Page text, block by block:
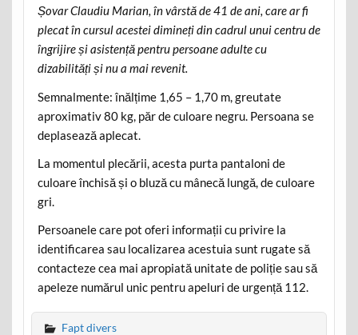
Șovar Claudiu Marian, în vârstă de 41 de ani, care ar fi
plecat în cursul acestei dimineți din cadrul unui centru de
îngrijire și asistență pentru persoane adulte cu
dizabilități și nu a mai revenit.
Semnalmente: înălțime 1,65 – 1,70 m, greutate
aproximativ 80 kg, păr de culoare negru. Persoana se
deplasează aplecat.
La momentul plecării, acesta purta pantaloni de
culoare închisă și o bluză cu mânecă lungă, de culoare
gri.
Persoanele care pot oferi informații cu privire la
identificarea sau localizarea acestuia sunt rugate să
contacteze cea mai apropiată unitate de poliție sau să
apeleze numărul unic pentru apeluri de urgență 112.
Fapt divers